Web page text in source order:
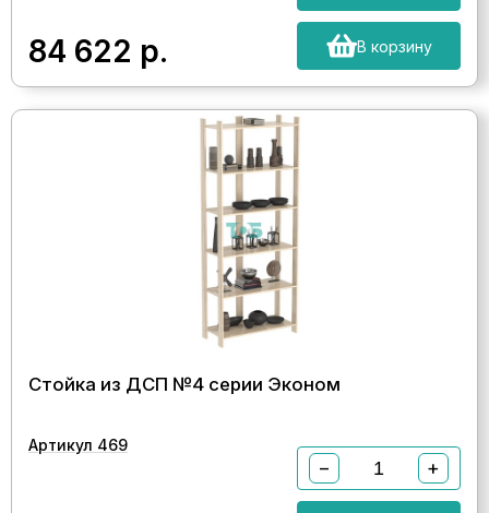
84 622 р. В корзину
Стойка из ДСП №4 серии Эконом
Артикул 469
− +